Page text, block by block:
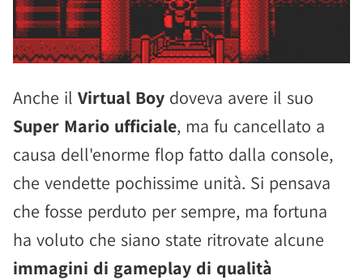
Anche il Virtual Boy doveva avere il suo
Super Mario ufficiale, ma fu cancellato a
causa dell'enorme flop fatto dalla console,
che vendette pochissime unità. Si pensava
che fosse perduto per sempre, ma fortuna
ha voluto che siano state ritrovate alcune
immagini di gameplay di qualità